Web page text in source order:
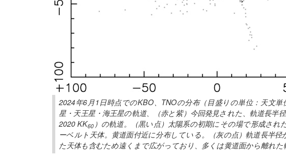
2024年6月1日時点でのKBO、TNOの分布（目盛りの単位：天文
星・天王星・海王星の軌道、（赤と紫）今回発見された、軌道長半
2020 KK60 ）の軌道。（黒い点）太陽系の初期にその場で形成さ
ーベルト天体。黄道面付近に分布している。（灰の点）軌道長半
た天体も含むため遠くまで広がっており、多くは黄道面から離れた